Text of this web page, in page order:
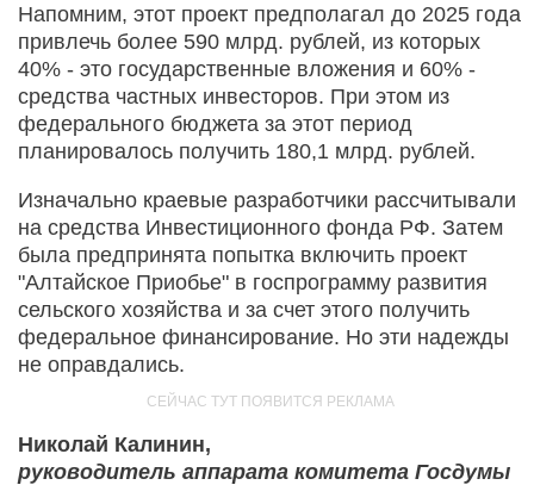
Напомним, этот проект предполагал до 2025 года
привлечь более 590 млрд. рублей, из которых
40% - это государственные вложения и 60% -
средства частных инвесторов. При этом из
федерального бюджета за этот период
планировалось получить 180,1 млрд. рублей.
Изначально краевые разработчики рассчитывали
на средства Инвестиционного фонда РФ. Затем
была предпринята попытка включить проект
"Алтайское Приобье" в госпрограмму развития
сельского хозяйства и за счет этого получить
федеральное финансирование. Но эти надежды
не оправдались.
Николай Калинин,
руководитель аппарата комитета Госдумы